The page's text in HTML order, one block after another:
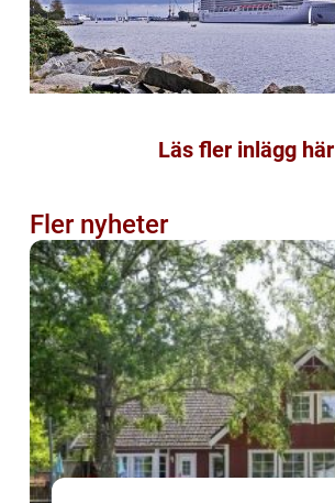
Läs fler inlägg här
Fler nyheter